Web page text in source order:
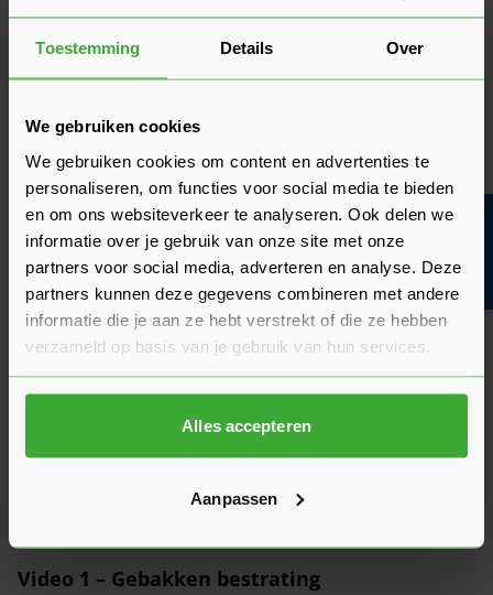
Toestemming Details Over
We gebruiken cookies
We gebruiken cookies om content en advertenties te
personaliseren, om functies voor social media te bieden
en om ons websiteverkeer te analyseren. Ook delen we
informatie over je gebruik van onze site met onze
partners voor social media, adverteren en analyse. Deze
partners kunnen deze gegevens combineren met andere
informatie die je aan ze hebt verstrekt of die ze hebben
verzameld op basis van je gebruik van hun services.
Alles accepteren
Aanpassen
gerust contact op met een van onze experts we helpen je
Stel je vraag
Heeft het zin om een offerte aan te vragen?
Wat is de actuele levertijd?
Verwerkingsadvies
Je wilt natuurlijk het mooiste resultaat bereiken met de
aanleg van nieuwe bestrating. Voordat je overgaat tot
aanschaf lees je eerst onsVerwerkingsadvies over Stenen &
deze gebakken klinkers.
Video 1 – Gebakken bestrating